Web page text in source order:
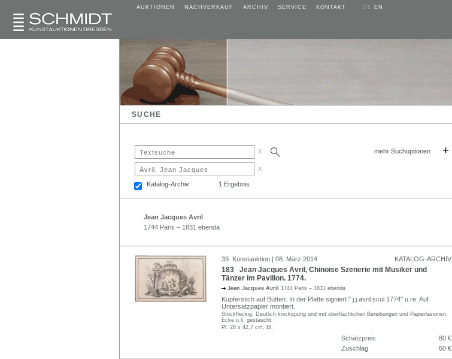
AUKTIONEN NACHVERKAUF ARCHIV SERVICE KONTAKT DE EN
SUCHE
x mehr Suchoptionen +
x
Katalog-Archiv 1 Ergebnis
Jean Jacques Avril
1744 Paris – 1831 ebenda
39. Kunstauktion | 08. März 2014 KATALOG-ARCHIV
183 Jean Jacques Avril, Chinoise Szenerie mit Musiker und
Tänzer im Pavillon. 1774.
Jean Jacques Avril 1744 Paris – 1831 ebenda
Kupferstich auf Bütten. In der Platte signiert " j.j.avril scul 1774" u.re. Auf
Untersatzpapier montiert.
Stockfleckig. Deutlich knickspurig und mit oberflächlichen Bereibungen und Papierläsionen.
Ecke o.li. gestaucht.
Pl. 28 x 42,7 cm, Bl.
Schätzpreis
80 €
Zuschlag
60 €